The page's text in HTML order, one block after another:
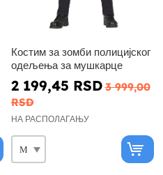
Костим за зомби полицијског
одељења за мушкарце
2 199,45 RSD 3 999,00
RSD
НА РАСПОЛАГАЊУ